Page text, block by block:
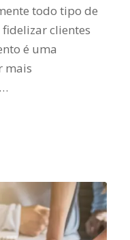
todo tipo de
fidelizar clientes
é uma
mais